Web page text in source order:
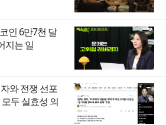
인 6만7천 달
지는 일
와 전쟁 선포
모두 실효성 의